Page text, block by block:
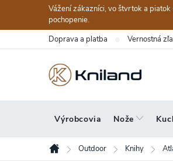
obsah
Vážení zákazníci, vo štvrtok a
pochopenie.
Doprava a platba Vernostná
Výrobcovia Nože
Domov
Outdoor Knihy